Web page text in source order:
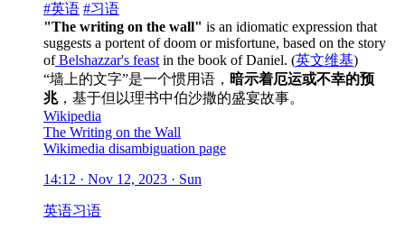
#英语 #习语
"The writing on the wall" is an idiomatic expression that
suggests a portent of doom or misfortune, based on the story
ofBelshazzar's feast in the book of Daniel. (英文维基)
“墙上的文字”是一个惯用语， 暗示着厄运或不幸的预
兆，基于但以理书中伯沙撒的盛宴故事。
Wikipedia
The Writing on the Wall
Wikimedia disambiguation page
14:12 · Nov 12, 2023 · Sun
英语习语